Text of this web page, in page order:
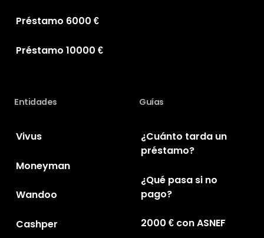
Préstamo 6000 €
Préstamo 10000 €
Entidades
Vivus
Moneyman
Wandoo
Cashper
Guías
¿Cuánto tarda un
préstamo?
¿Qué pasa si no
pago?
2000 € con ASNEF